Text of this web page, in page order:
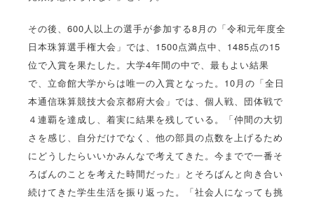
その後、600人以上の選手が参加する8月の「令和元年度全
日本珠算選手権大会」では、1500点満点中、1485点の15
位で入賞を果たした。大学4年間の中で、最もよい結果
で、立命館大学からは唯一の入賞となった。10月の「全日
本通信珠算競技大会京都府大会」では、個人戦、団体戦で
４連覇を達成し、着実に結果を残している。「仲間の大切
さを感じ、自分だけでなく、他の部員の点数を上げるため
にどうしたらいいかみんなで考えてきた。今までで一番そ
ろばんのことを考えた時間だった」とそろばんと向き合い
続けてきた学生生活を振り返った。「社会人になっても挑